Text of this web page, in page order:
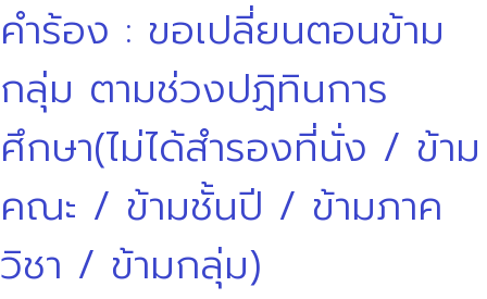
คำร้อง : ขอเปลี่ยนตอนข้าม
กลุ่ม ตามช่วงปฏิทินการ
ศึกษา(ไม่ได้สำรองที่นั่ง / ข้าม
คณะ / ข้ามชั้นปี / ข้ามภาค
วิชา / ข้ามกลุ่ม)